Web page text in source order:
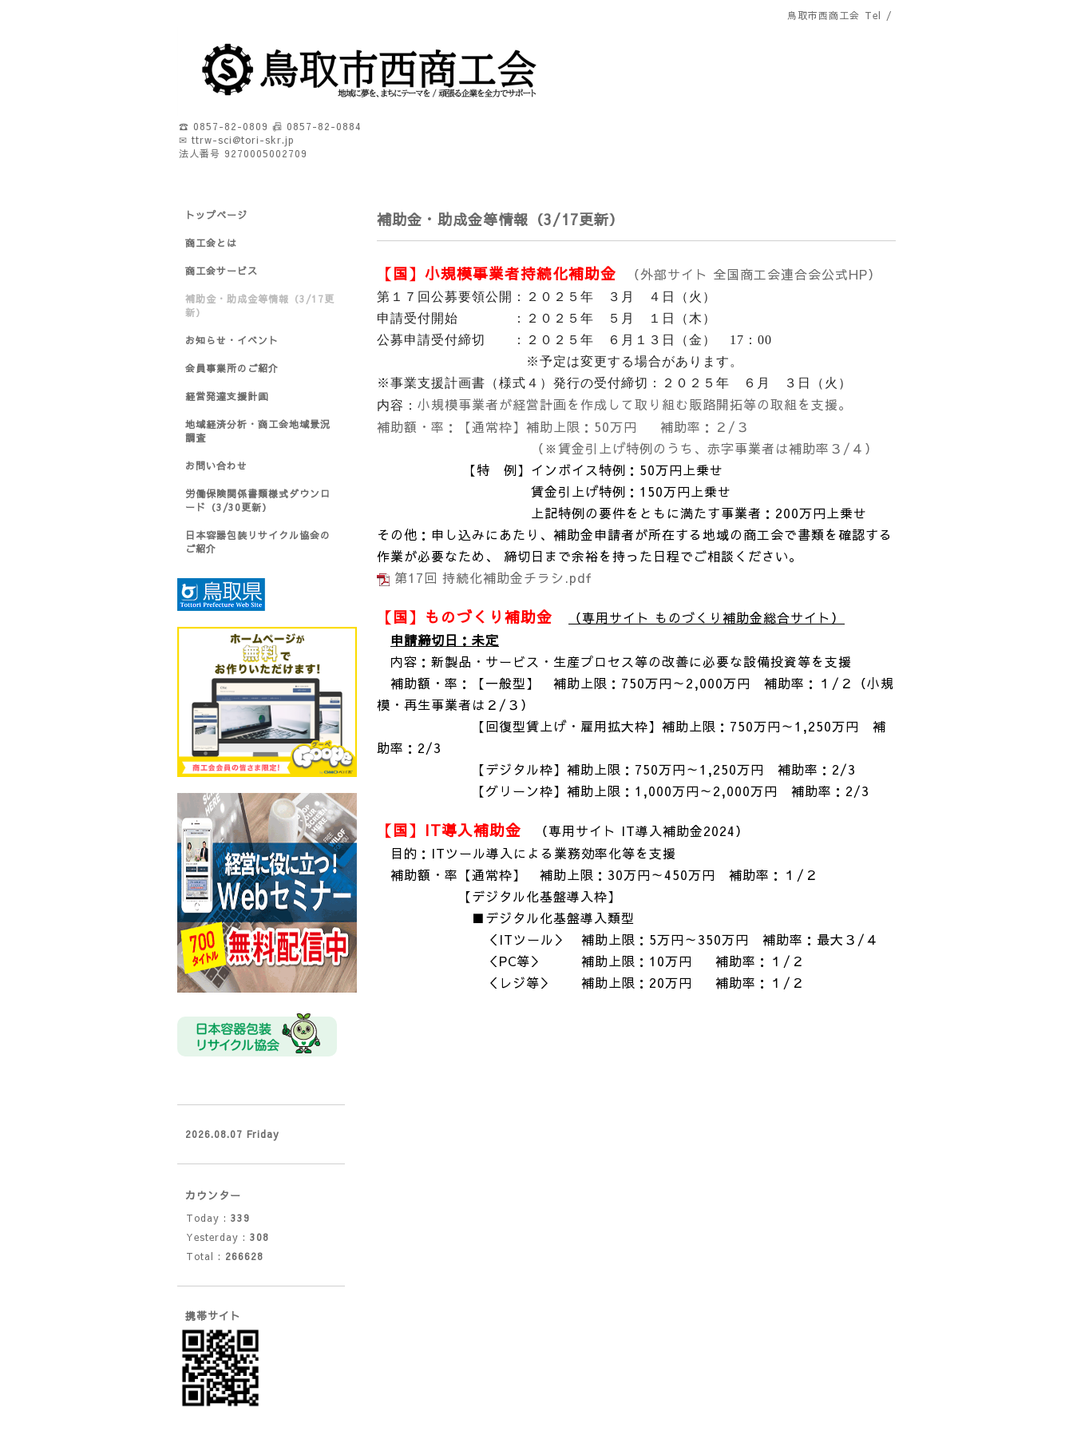
鳥取市西商工会 Tel /
☎ 0857-82-0809 📠 0857-82-0884
✉ ttrw-sci@tori-skr.jp
法人番号 9270005002709
補助金・助成金等情報（3/17更新）
【国】小規模事業者持続化補助金 （外部サイト 全国商工会連合会公式HP）
第１７回公募要領公開：２０２５年 ３月 ４日（火）
申請受付開始 ：２０２５ 年 ５月 １日（木）
公募申請受付締切 ：２０２５ 年 ６月１３日（金） 17：00
※予定は変更する場合があります。
※事業支援計画書 （様式４）発行の受付締切：２０２５年 ６月 ３日（火）
内容： 小規模事業者が経営計画を作成して取り組む販路開拓等の取組を支援。
補助額・率：
【通常枠】補助上限：50万円 補助率：２/３
（※賃金引上げ特例のうち、赤字事業者は補助率３/４）
【特 例】インボイス特例：50万円上乗せ
賃金引上げ特例：150万円上乗せ
上記特例の要件をともに満たす事業者：200万円上乗せ
その他： 申し込みにあたり、補助金申請者が所在する地域の商工会で書類を確認する
作業が必要なため、
締切日まで余裕を持った日程でご相談ください。
第17回 持続化補助金チラシ.pdf
【国】ものづくり補助金
（専用サイト ものづくり補助金総合サイト）
申請締切日：未定
内容：新製品・サー ビス・生産プロセス等の改善に必要な設備投資等を支援
補助額・率：【一般型】 補助上限：750万円～2,000万円 補助率：１/２（小規
模・再生事業者は２/３）
【回復型賃上げ・雇用拡大枠】補助上限：750万円～1,250万円 補
助率：2/3
【デジタル枠】補助上限：750万円～1,250万円 補助率：2/3
【グリーン枠】補助上限：1,000万円～2,000万円 補助率：2/3
【国】IT導入補助金
（専用サイト IT導入補助金2024）
目的：ITツール導入による業務効率化等を支援
補助額・率【通常枠】 補助上限：30万円～450万円 補助率：１/２
【デジタル化基盤導入枠】
■デジタル化基盤導入類型
＜ITツール＞ 補助上限：5万円～350万円 補助率：最大３/４
＜PC等＞ 補助上限：10万円 補助率：１/２
＜レジ等＞ 補助上限：20万円 補助率：１/２
トップページ
商工会とは
商工会サービス
補助金・助成金等情報（3/17更
新）
お知らせ・イベント
会員事業所のご紹介
経営発達支援計画
地域経済分析・商工会地域景況
調査
お問い合わせ
労働保険関係書類様式ダウンロ
ード（3/30更新）
日本容器包装リサイクル協会の
ご紹介
2026.08.07 Friday
カウンター
Today : 339
Yesterday : 308
Total : 266628
携帯サイト